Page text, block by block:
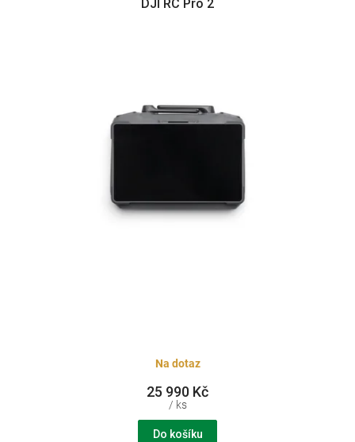
DJI RC Pro 2
Na dotaz
25 990 Kč
/ ks
Do košíku